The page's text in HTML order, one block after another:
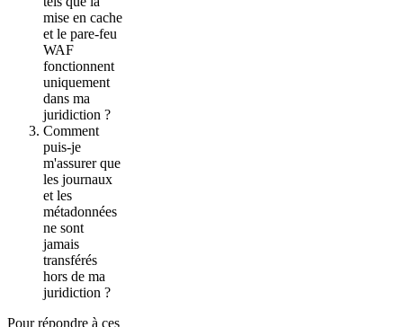
mise en cache
et le pare-feu
WAF
fonctionnent
uniquement
dans ma
juridiction ?
Comment
puis-je
m'assurer que
les journaux
et les
métadonnées
ne sont
jamais
transférés
hors de ma
juridiction ?
Pour répondre à ces